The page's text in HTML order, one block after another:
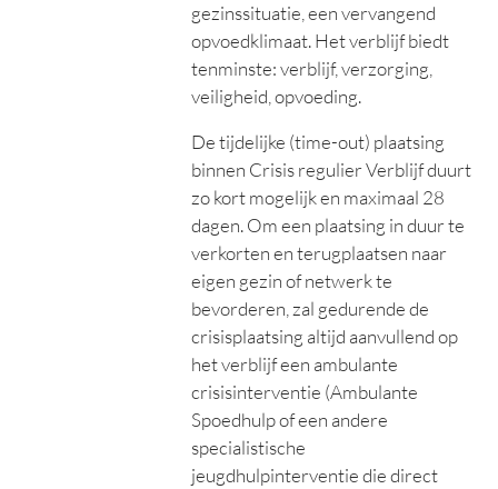
gezinssituatie, een vervangend
opvoedklimaat. Het verblijf biedt
tenminste: verblijf, verzorging,
veiligheid, opvoeding.
De tijdelijke (time-out) plaatsing
binnen Crisis regulier Verblijf duurt
zo kort mogelijk en maximaal 28
dagen. Om een plaatsing in duur te
verkorten en terugplaatsen naar
eigen gezin of netwerk te
bevorderen, zal gedurende de
crisisplaatsing altijd aanvullend op
het verblijf een ambulante
crisisinterventie (Ambulante
Spoedhulp of een andere
specialistische
jeugdhulpinterventie die direct